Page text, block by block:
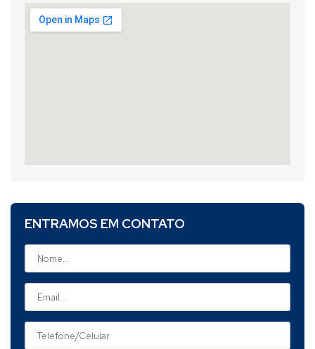
ENTRAMOS EM CONTATO